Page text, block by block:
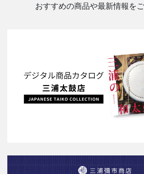
おすすめの商品や最新情報を